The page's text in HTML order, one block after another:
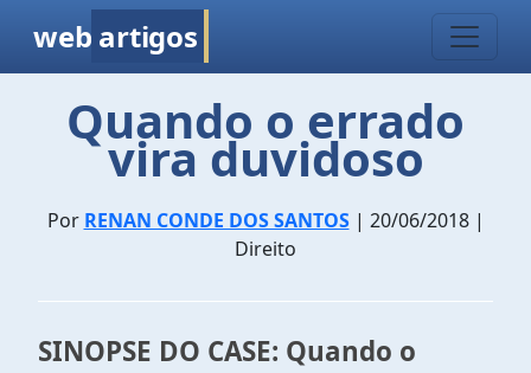
web artigos
Quando o errado
vira duvidoso
Por RENAN CONDE DOS SANTOS| 20/06/2018 |
Direito
SINOPSE DO CASE: Quando o